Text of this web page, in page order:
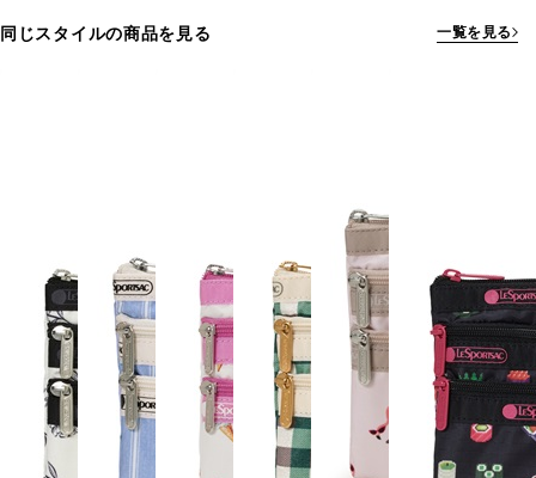
同じスタイルの商品を見る 一覧を見る